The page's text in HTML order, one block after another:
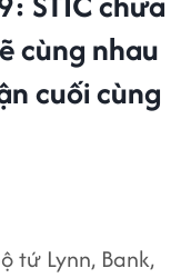
cùng nhau
cuối cùng
tứ Lynn, Bank,